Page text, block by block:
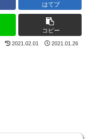
はてブ
コピー
2021.02.01 2021.01.26